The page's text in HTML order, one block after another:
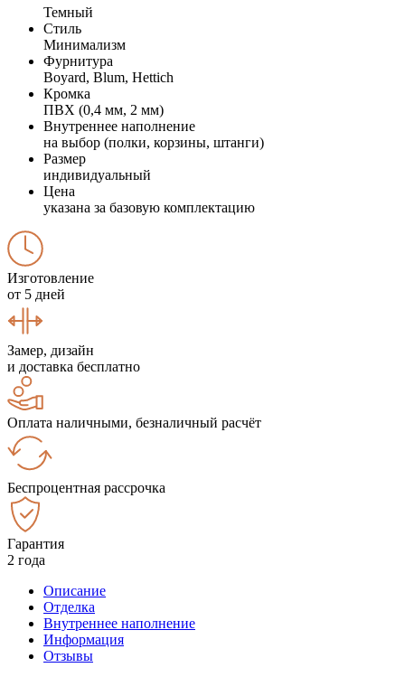
Темный
Стиль
Минимализм
Фурнитура
Boyard, Blum, Hettich
Кромка
ПВХ (0,4 мм, 2 мм)
Внутреннее наполнение
на выбор (полки, корзины, штанги)
Размер
индивидуальный
Цена
указана за базовую комплектацию
Изготовление
от 5 дней
Замер, дизайн
и доставка бесплатно
Оплата наличными, безналичный расчёт
Беспроцентная рассрочка
Гарантия
2 года
Описание
Отделка
Внутреннее наполнение
Информация
Отзывы